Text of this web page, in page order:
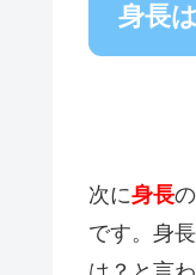
身長
次に身長
です。身